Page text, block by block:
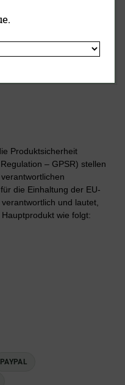
Produktsicherheit
– GPSR) stellen
die Einhaltung der EU-
und lautet,
wie folgt:
PAYPAL